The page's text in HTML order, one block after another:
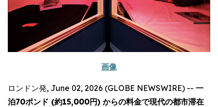
画像
ロンドン発, June 02, 2026 (GLOBE NEWSWIRE) -- 一
泊70ポンド (約15,000円) からの料金で現代の都市滞在